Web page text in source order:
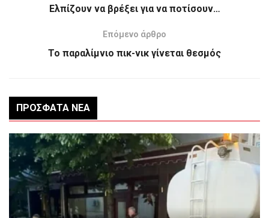
Ελπίζουν να βρέξει για να ποτίσουν…
Επόμενο άρθρο
Το παραλίμνιο πικ-νικ γίνεται θεσμός
ΠΡΌΣΦΑΤΑ ΝΈΑ